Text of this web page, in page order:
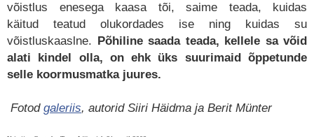
võistlus enesega kaasa tõi, saime teada, kuidas
käitud teatud olukordades ise ning kuidas su
võistluskaaslne. Põhiline saada teada, kellele sa võid
alati kindel olla, on ehk üks suurimaid õppetunde
selle koormusmatka juures.
Fotod galeriis, autorid Siiri Häidma ja Berit Münter